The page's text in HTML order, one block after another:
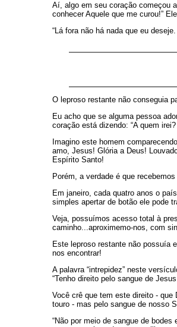
Aí, algo em seu coração começou
conhecer Aquele que me curou!”
“Lá fora não há nada que eu
O leproso restante não conseguia
Eu acho que se alguma pessoa
coração está dizendo: “A quem
Imagino este homem
amo, Jesus! Glória a Deus!
Espírito Santo!
Porém, a verdade é que
Em janeiro, cada quatro anos o
simples apertar de botão ele pode
Veja, possuímos acesso total à
caminho...aproximemo-nos, com
Este leproso restante não possuía
nos encontrar!
A palavra “intrepidez” neste
“Tenho direito pelo sangue de
Você crê que tem este direito - que
touro - mas pelo sangue de nosso
“Não por meio de sangue de